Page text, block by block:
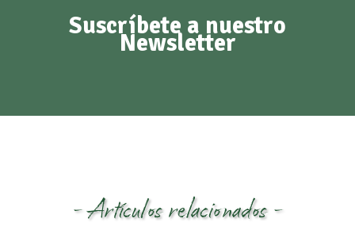
Suscríbete a nuestro
Newsletter
- Artículos relacionados -